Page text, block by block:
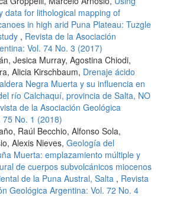
data for lithological mapping of
in high arid Puna Plateau: Tuzgle
, Revista de la Asociación
Vol. 74 No. 3 (2017)
Jesica Murray, Agostina Chiodi,
Alicia Kirschbaum, Drenaje ácido
Negra Muerta y su influencia en
río Calchaquí, provincia de Salta, NO
de la Asociación Geológica
75 No. 1 (2018)
Raúl Becchio, Alfonso Sola,
Alexis Nieves, Geología del
Muerta: emplazamiento múltiple y
de cuerpos subvolcánicos miocenos
de la Puna Austral, Salta , Revista
Geológica Argentina: Vol. 72 No. 4